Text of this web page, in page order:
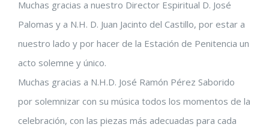
Muchas gracias a nuestro Director Espiritual D. José
Palomas y a N.H. D. Juan Jacinto del Castillo, por estar a
nuestro lado y por hacer de la Estación de Penitencia un
acto solemne y único.
Muchas gracias a N.H.D. José Ramón Pérez Saborido
por solemnizar con su música todos los momentos de la
celebración, con las piezas más adecuadas para cada